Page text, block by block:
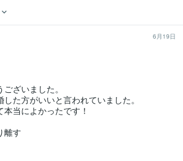
6月19日
ざいました。
た方がいいと言われていました。
当によかったです！
離す